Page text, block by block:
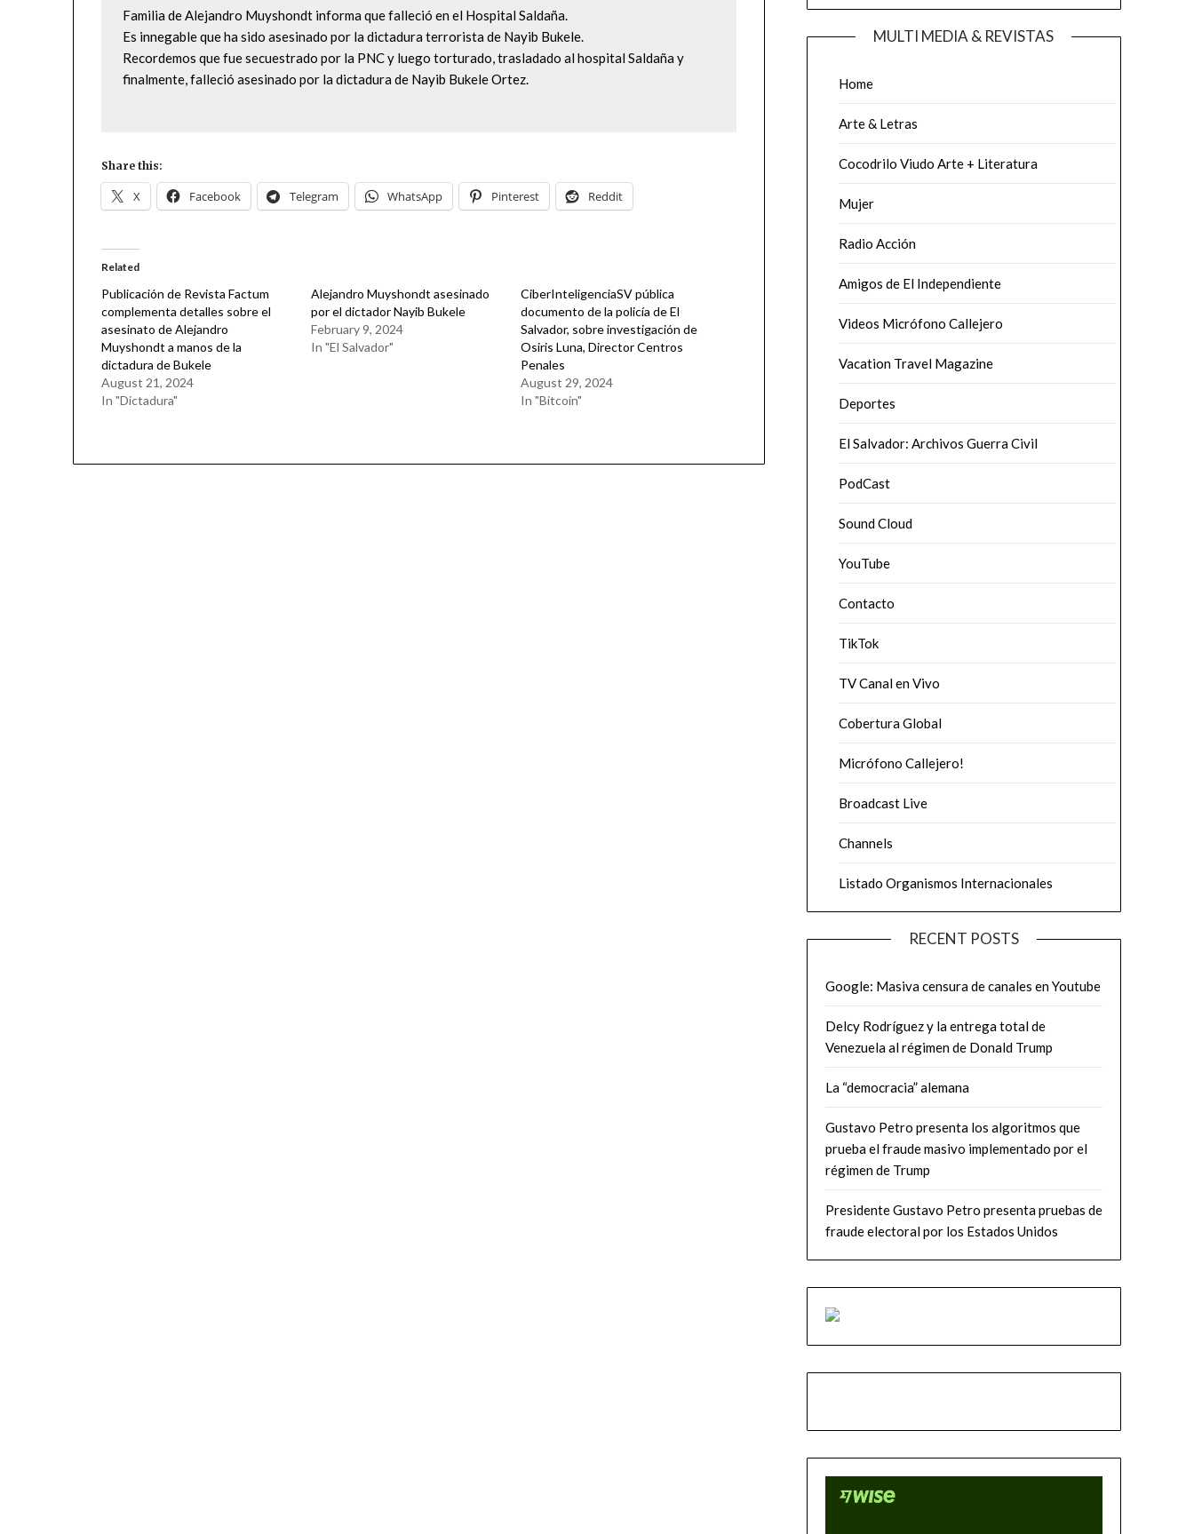
Familia de Alejandro Muyshondt informa que falleció en el Hospital Saldaña.
Es innegable que ha sido asesinado por la dictadura terrorista de Nayib Bukele.
Recordemos que fue secuestrado por la PNC y luego torturado, trasladado al hospital Saldaña y
finalmente, falleció asesinado por la dictadura de Nayib Bukele Ortez.
Share this:
X Facebook Telegram WhatsApp Pinterest Reddit
Related
Publicación de Revista Factum
complementa detalles sobre el
asesinato de Alejandro
Muyshondt a manos de la
dictadura de Bukele
August 21, 2024
In "Dictadura"
Alejandro Muyshondt asesinado
por el dictador Nayib Bukele
February 9, 2024
In "El Salvador"
CiberInteligenciaSV pública
documento de la policía de El
Salvador, sobre investigación de
Osiris Luna, Director Centros
Penales
August 29, 2024
In "Bitcoin"
MULTI MEDIA & REVISTAS
Home
Arte & Letras
Cocodrilo Viudo Arte + Literatura
Mujer
Radio Acción
Amigos de El Independiente
Videos Micrófono Callejero
Vacation Travel Magazine
Deportes
El Salvador: Archivos Guerra Civil
PodCast
Sound Cloud
YouTube
Contacto
TikTok
TV Canal en Vivo
Cobertura Global
Micrófono Callejero!
Broadcast Live
Channels
Listado Organismos Internacionales
RECENT POSTS
Google: Masiva censura de canales en Youtube
Delcy Rodríguez y la entrega total de
Venezuela al régimen de Donald Trump
La “democracia” alemana
Gustavo Petro presenta los algoritmos que
prueba el fraude masivo implementado por el
régimen de Trump
Presidente Gustavo Petro presenta pruebas de
fraude electoral por los Estados Unidos